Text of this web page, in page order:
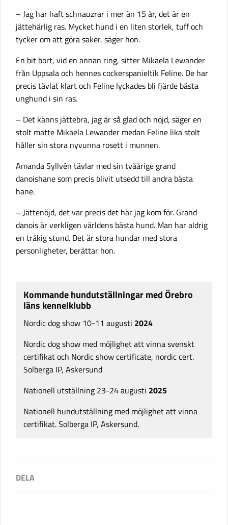
– Jag har haft schnauzrar i mer än 15 år, det är en
jättehärlig ras. Mycket hund i en liten storlek, tuff och
tycker om att göra saker, säger hon.
En bit bort, vid en annan ring, sitter Mikaela Lewander
från Uppsala och hennes cockerspanieltik Feline. De har
precis tävlat klart och Feline lyckades bli fjärde bästa
unghund i sin ras.
– Det känns jättebra, jag är så glad och nöjd, säger en
stolt matte Mikaela Lewander medan Feline lika stolt
håller sin stora nyvunna rosett i munnen.
Amanda Syllvén tävlar med sin tvåårige grand
danoishane som precis blivit utsedd till andra bästa
hane.
– Jättenöjd, det var precis det här jag kom för. Grand
danois är verkligen världens bästa hund. Man har aldrig
en tråkig stund. Det är stora hundar med stora
personligheter, berättar hon.
Kommande hundutställningar med Örebro
läns kennelklubb
Nordic dog show 10-11 augusti 2024
Nordic dog show med möjlighet att vinna svenskt
certifikat och Nordic show certificate, nordic cert.
Solberga IP, Askersund
Nationell utställning 23-24 augusti 2025
Nationell hundutställning med möjlighet att vinna
certifikat. Solberga IP, Askersund.